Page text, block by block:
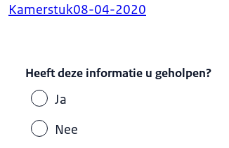
Kamerstuk08-04-2020
Heeft deze informatie u geholpen?
Ja
Nee